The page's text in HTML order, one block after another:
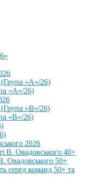
«А»/26)
«А»/26)
«В»/26)
«В»/26)
2026
В. Овадовського 40+
Овадовського 50+
серед команд 50+ та